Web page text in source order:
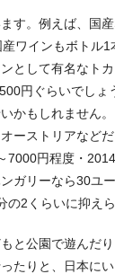
す。例えば、国
ワインもボトル
として有名なト
円ぐらいでしょ
かもしれません
ーストリアなど
7000円程度・
ガリーなら30ユ
の2くらいに抑え
と公園で遊んだ
たりと、日本に